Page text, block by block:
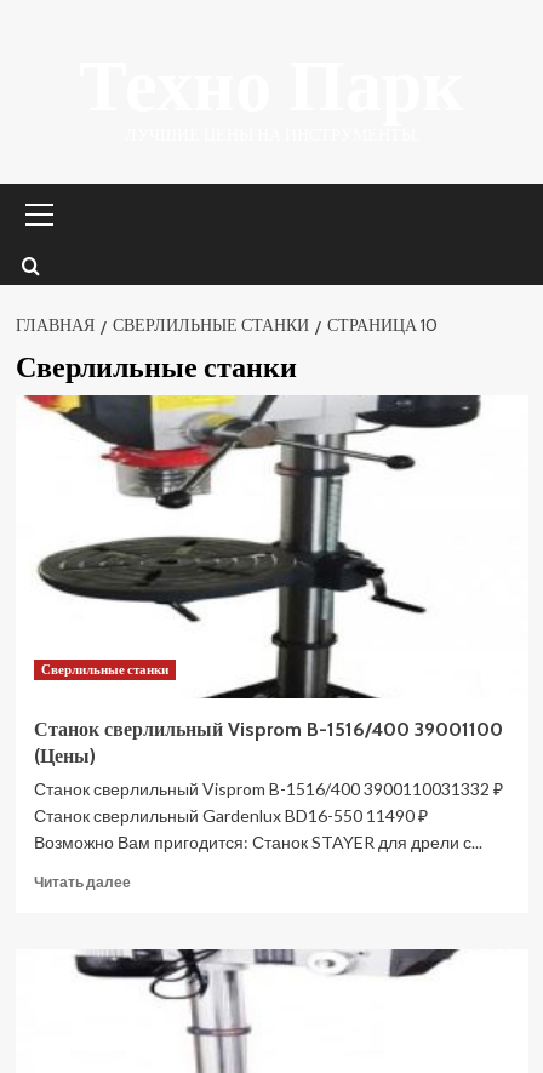
меню
ГЛАВНАЯ СВЕРЛИЛЬНЫЕ СТАНКИ СТРАНИЦА 10
Сверлильные станки
Сверлильные станки
Станок сверлильный Visprom B-1516/400 39001100
(Цены)
Станок сверлильный Visprom B-1516/400 3900110031332 ₽
Станок сверлильный Gardenlux BD16-550 11490 ₽
Возможно Вам пригодится: Станок STAYER для дрели с...
Читать далееПрочитать
Станок
сверлильный
Visprom
1516/400
39001100